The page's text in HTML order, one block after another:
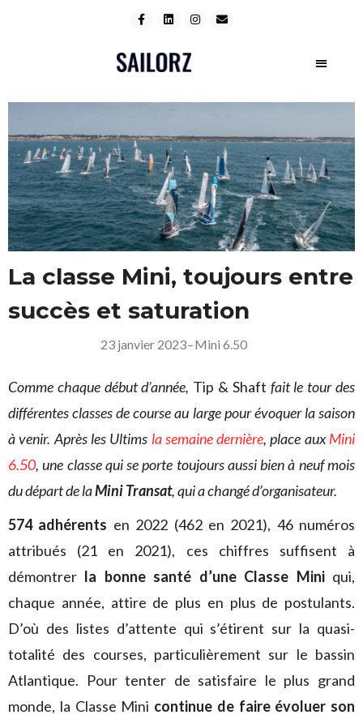
La classe Mini, toujours entre
succès et saturation
23 janvier 2023–Mini 6.50
Comme chaque début d’année, Tip & Shaft fait le tour des
différentes classes de course au large pour évoquer la saison
à venir. Après les Ultims la semaine dernière, place auxMini
6.50, une classe qui se porte toujours aussi bien à neuf mois
du départ de laMini Transat, qui a changé d’organisateur.
574 adhérents en 2022 (462 en 2021), 46 numéros
attribués (21 en 2021), ces chiffres suffisent à
démontrer la bonne santé d’une Classe Miniqui,
chaque année, attire de plus en plus de postulants.
D’où des listes d’attente qui s’étirent sur la quasi-
totalité des courses, particulièrement sur le bassin
Atlantique. Pour tenter de satisfaire le plus grand
monde, la Classe Mini continue de faire évoluer son